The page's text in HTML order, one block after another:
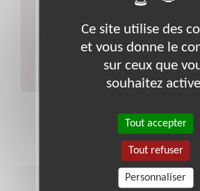
Veuillez indiquer moins de critères
votre code postal par celui de
Effectuer une nouvelle
Ce site utilise des
et vous donne le
sur ceux que
souhaitez
Tout accepter
Tout refuser
Personnaliser